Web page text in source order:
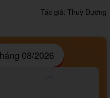
Tác giả: Thuỳ Dương
08/2026